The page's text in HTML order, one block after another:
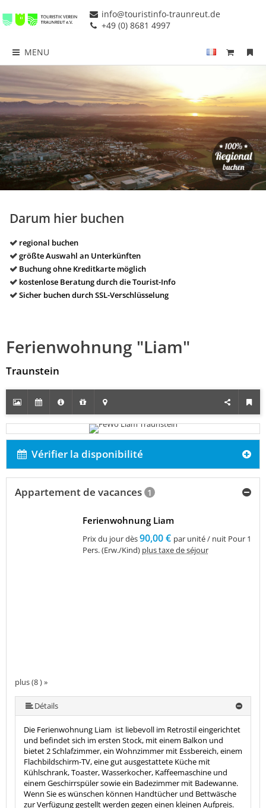
info@touristinfo-traunreut.de
+49 (0) 8681 4997
MENU
Darum hier buchen
regional buchen
größte Auswahl an Unterkünften
Buchung ohne Kreditkarte möglich
kostenlose Beratung durch die Tourist-Info
Sicher buchen durch SSL-Verschlüsselung
Ferienwohnung "Liam"
Traunstein
Vérifier la disponibilité
Appartement de vacances 1
plus (8 ) »
plus (8 ) »
plus (8 ) »
plus (8 ) »
plus (8 ) »
Ferienwohnung Liam
Prix du jour dès90,00 € par unité / nuit Pour 1
Pers. (Erw./Kind) plus taxe de séjour
Détails
Die Ferienwohnung Liam ist liebevoll im Retrostil eingerichtet
und befindet sich im ersten Stock, mit einem Balkon und
bietet 2 Schlafzimmer, ein Wohnzimmer mit Essbereich, einem
Flachbildschirm-TV, eine gut ausgestattete Küche mit
Kühlschrank, Toaster, Wasserkocher, Kaffeemaschine und
einem Geschirrspüler sowie ein Badezimmer mit Badewanne.
Wenn Sie es wünschen können Handtücher und Bettwäsche
zur Verfügung gestellt werden gegen einen kleinen Aufpreis.